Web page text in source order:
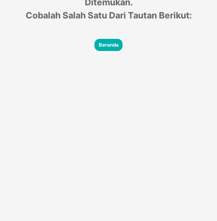
Ditemukan.
Cobalah Salah Satu Dari Tautan Berikut:
Beranda